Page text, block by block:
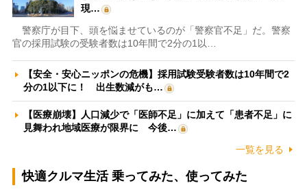
現…
警察庁が目下、頭を悩ませているのが「警察官不足」だ。警察
官の採用試験の受験者数は10年間で2分の1以…
【安全・安心ニッポンの危機】採用試験受験者数は10年間で2
分の1以下に！ 出生数減がも…
【医療崩壊】人口減少で「医師不足」に加えて「患者不足」に
見舞われ地域医療が限界に 今後…
一覧を見る
快適クルマ生活 乗ってみた、使ってみた